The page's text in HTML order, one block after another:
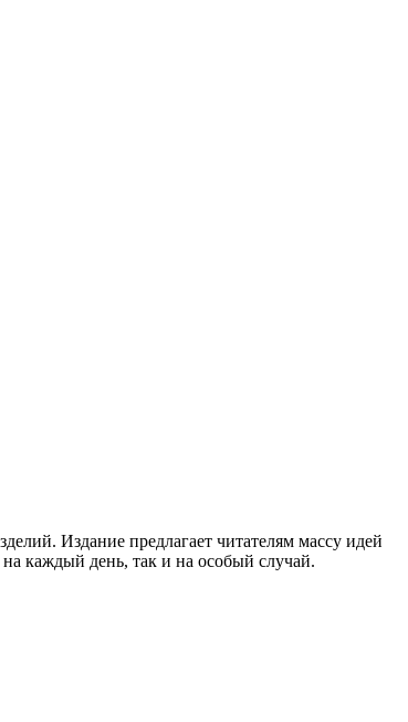
Издание предлагает читателям массу идей
каждый день, так и на особый случай.